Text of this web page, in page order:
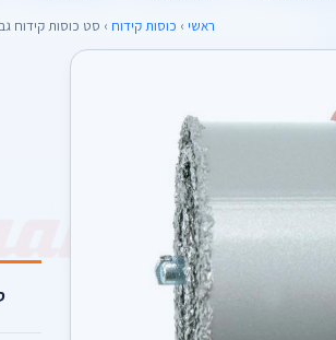
ראשי › כוסות קידוח › סט כוסות קידוח